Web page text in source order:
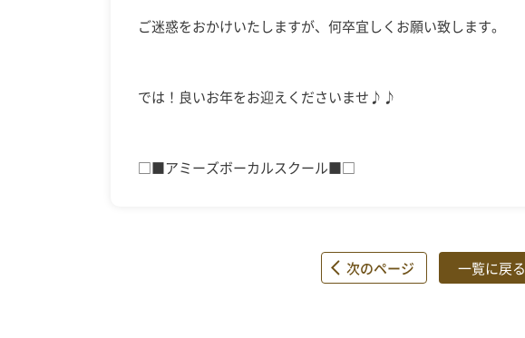
ご迷惑をおかけいたしますが、何卒宜しくお願い致します。
では！良いお年をお迎えくださいませ♪♪
□■アミーズボーカルスクール■□
次のページ 一覧に戻る